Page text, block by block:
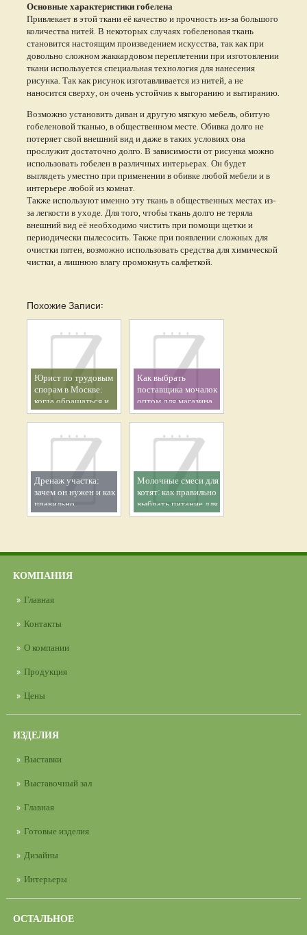
Основные характеристики гобелена
Привлекает в этой ткани её качество и прочность из-за большого
количества нитей. В некоторых случаях гобеленовая ткань
становится настоящим произведением искусства, так как при
довольно сложном жаккардовом переплетении при изготовлении
ткани используется специальная технология для нанесения
рисунка. Так как рисунок изготавливается из нитей, а не
наносится сверху, он очень устойчив к выгоранию и вытиранию.
Возможно установить диван и другую мягкую мебель, обитую
гобеленовой тканью, в общественном месте. Обивка долго не
потеряет свой внешний вид и даже в таких условиях она
прослужит достаточно долго. В зависимости от рисунка можно
использовать гобелен в различных интерьерах. Он будет
выглядеть уместно при применении в обивке любой мебели и в
интерьере любой из комнат.
Также используют именно эту ткань в общественных местах из-
за легкости в уходе. Для того, чтобы ткань долго не теряла
внешний вид её необходимо чистить при помощи щетки и
периодически пылесосить. Также при появлении сложных для
очистки пятен, возможно использовать средства для химической
чистки, а лишнюю влагу промокнуть салфеткой.
Похожие Записи:
Юрист по трудовым
спорам в Москве:
когда обращаться и
как выбрать
специалиста
Как выбрать
поставщика мочалок
оптом для магазина
Дренаж участка:
зачем он нужен и как
правильно
организовать
Молочные смеси для
котят: как правильно
выбрать питание для
здорового роста
КОМПАНИЯ
Главная
Контакты
О компании
Продукция
Цены
ИЗДЕЛИЯ
Выставки
Выставочный зал
Главная
Готовые изделия
Дизайны
Интерьеры
ОСТАЛЬНОЕ